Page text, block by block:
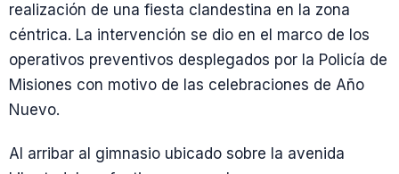
realización de una fiesta clandestina en la zona
céntrica. La intervención se dio en el marco de los
operativos preventivos desplegados por la Policía de
Misiones con motivo de las celebraciones de Año
Nuevo.
Al arribar al gimnasio ubicado sobre la avenida